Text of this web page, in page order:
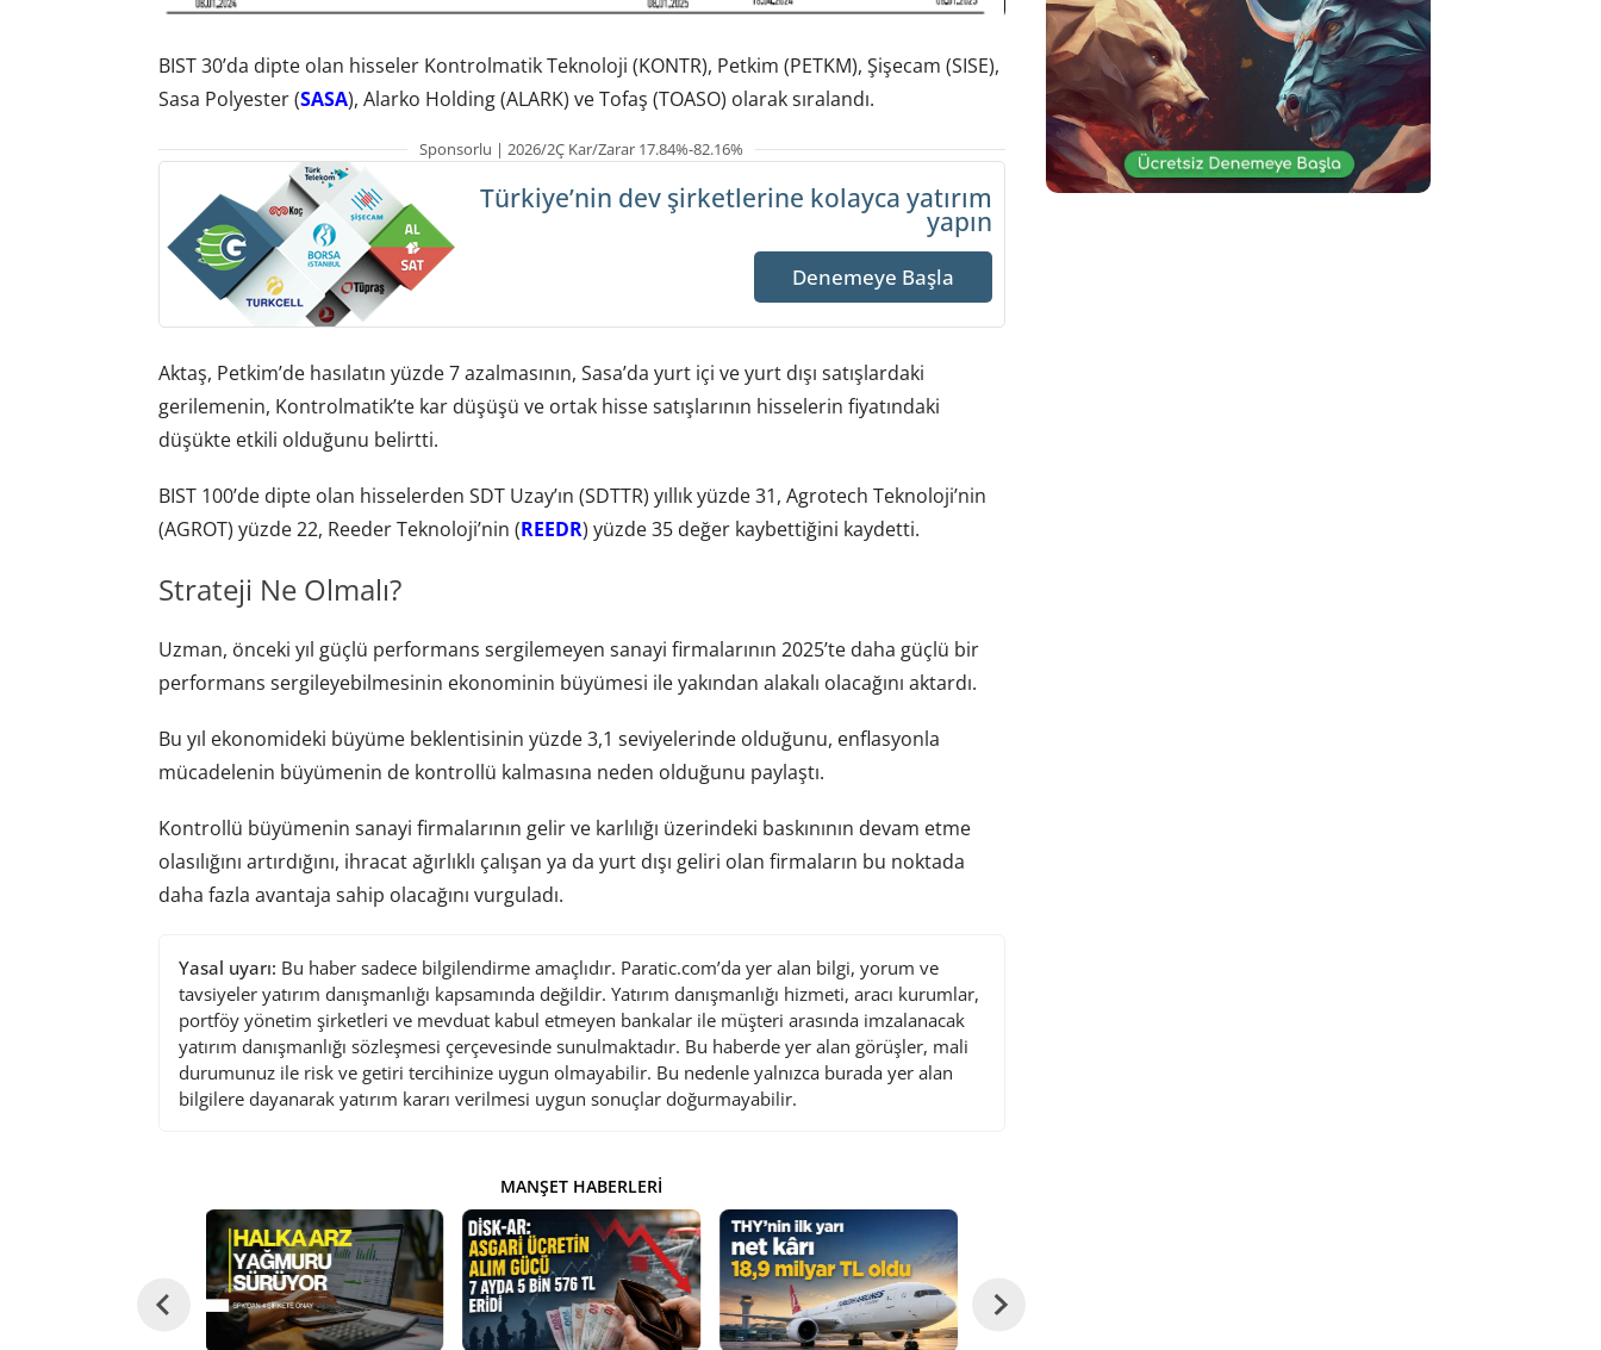
BIST 30’da dipte olan hisseler Kontrolmatik Teknoloji (KONTR), Petkim (PETKM), Şişecam (SISE),
Sasa Polyester (SASA), Alarko Holding (ALARK) ve Tofaş (TOASO) olarak sıralandı.
Sponsorlu | 2026/2Ç Kar/Zarar 17.84%-82.16%
Türkiye’nin dev şirketlerine kolayca yatırım
yapın
Denemeye Başla
Aktaş, Petkim’de hasılatın yüzde 7 azalmasının, Sasa’da yurt içi ve yurt dışı satışlardaki
gerilemenin, Kontrolmatik’te kar düşüşü ve ortak hisse satışlarının hisselerin fiyatındaki
düşükte etkili olduğunu belirtti.
BIST 100’de dipte olan hisselerden SDT Uzay’ın (SDTTR) yıllık yüzde 31, Agrotech Teknoloji’nin
(AGROT) yüzde 22, Reeder Teknoloji’nin (REEDR) yüzde 35 değer kaybettiğini kaydetti.
Strateji Ne Olmalı?
Uzman, önceki yıl güçlü performans sergilemeyen sanayi firmalarının 2025’te daha güçlü bir
performans sergileyebilmesinin ekonominin büyümesi ile yakından alakalı olacağını aktardı.
Bu yıl ekonomideki büyüme beklentisinin yüzde 3,1 seviyelerinde olduğunu, enflasyonla
mücadelenin büyümenin de kontrollü kalmasına neden olduğunu paylaştı.
Kontrollü büyümenin sanayi firmalarının gelir ve karlılığı üzerindeki baskınının devam etme
olasılığını artırdığını, ihracat ağırlıklı çalışan ya da yurt dışı geliri olan firmaların bu noktada
daha fazla avantaja sahip olacağını vurguladı.
Yasal uyarı: Bu haber sadece bilgilendirme amaçlıdır. Paratic.com’da yer alan bilgi, yorum ve
tavsiyeler yatırım danışmanlığı kapsamında değildir. Yatırım danışmanlığı hizmeti, aracı kurumlar,
portföy yönetim şirketleri ve mevduat kabul etmeyen bankalar ile müşteri arasında imzalanacak
yatırım danışmanlığı sözleşmesi çerçevesinde sunulmaktadır. Bu haberde yer alan görüşler, mali
durumunuz ile risk ve getiri tercihinize uygun olmayabilir. Bu nedenle yalnızca burada yer alan
bilgilere dayanarak yatırım kararı verilmesi uygun sonuçlar doğurmayabilir.
MANŞET HABERLERI